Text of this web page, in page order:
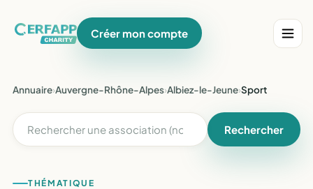
Créer mon compte
Annuaire›Auvergne-Rhône-Alpes›Albiez-le-Jeune›Sport
Rechercher
THÉMATIQUE